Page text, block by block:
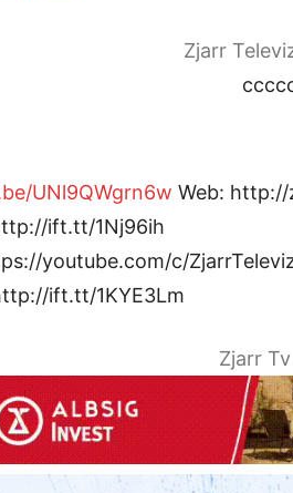
Zjarr
UNl9QWgrn6w Web:
ift.tt/1Nj96ih
youtube.com/c/
ift.tt/1KYE3Lm
Zjarr